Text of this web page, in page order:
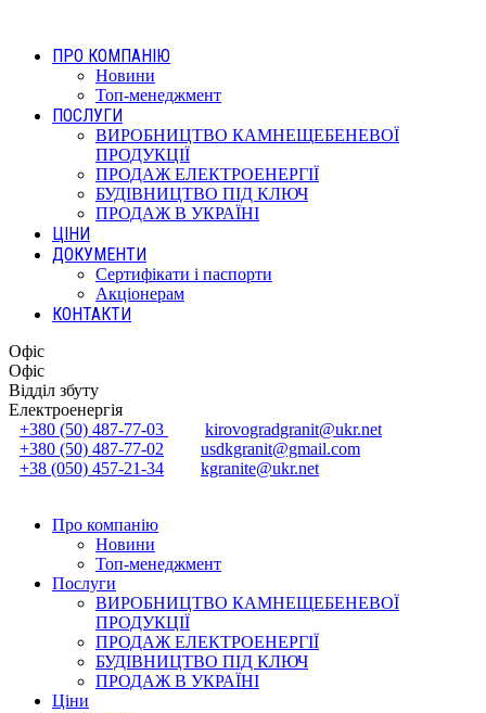
ПРО КОМПАНІЮ
Новини
Топ-менеджмент
ПОСЛУГИ
ВИРОБНИЦТВО КАМНЕЩЕБЕНЕВОЇ
ПРОДУКЦІЇ
ПРОДАЖ ЕЛЕКТРОЕНЕРГІЇ
БУДІВНИЦТВО ПІД КЛЮЧ
ПРОДАЖ В УКРАЇНІ
ЦІНИ
ДОКУМЕНТИ
Сертифікати і паспорти
Акціонерам
КОНТАКТИ
Офіс
Офіс
Відділ збуту
Електроенергія
+380 (50) 487-77-03
kirovogradgranit@ukr.net
+380 (50) 487-77-02
usdkgranit@gmail.com
+38 (050) 457-21-34
kgranite@ukr.net
Про компанію
Новини
Топ-менеджмент
Послуги
ВИРОБНИЦТВО КАМНЕЩЕБЕНЕВОЇ
ПРОДУКЦІЇ
ПРОДАЖ ЕЛЕКТРОЕНЕРГІЇ
БУДІВНИЦТВО ПІД КЛЮЧ
ПРОДАЖ В УКРАЇНІ
Ціни